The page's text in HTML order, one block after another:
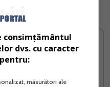
consimțământul
dvs. cu caracter
măsurători ale